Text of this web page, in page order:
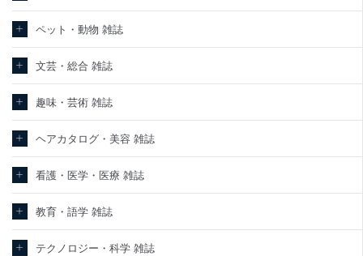
株式会社富士山マガジンサービス
代表取締役会長 西野 伸一郎
個人情報保護管理者: 経営管理グループディレクター 前田 嘉也
当社が取り扱う開示対象個人情報の利用目的は次のとおりです。
No 個人情報の種類
1 ス等をご利用の方の個
人情報
購入商品の配送のため
歴や購買履歴等の情報を分析して、趣
味・嗜好に
ペット・動物 雑誌
文芸・総合 雑誌
趣味・芸術 雑誌
ヘアカタログ・美容 雑誌
看護・医学・医療 雑誌
教育・語学 雑誌
テクノロジー・科学 雑誌